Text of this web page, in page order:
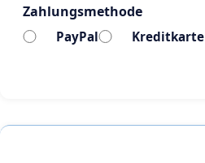
Zahlungsmethode
PayPal Kreditkarte